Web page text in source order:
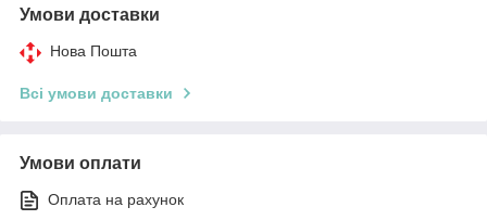
Умови доставки
Нова Пошта
Всі умови доставки
Умови оплати
Оплата на рахунок